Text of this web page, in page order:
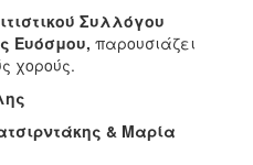
Συλλόγου
Ευόσμου, παρουσιάζει
χορούς.
& Μαρία